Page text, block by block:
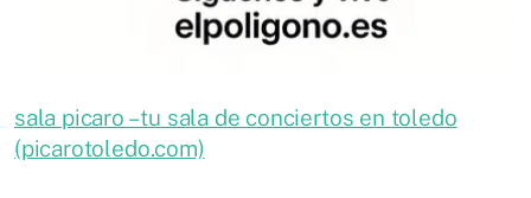
sala picaro – tu sala de conciertos en toledo
(picarotoledo.com)